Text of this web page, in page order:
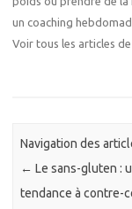
un coaching
Voir tous les articles de
Navigation des
← Le sans-gluten :
tendance à contre-